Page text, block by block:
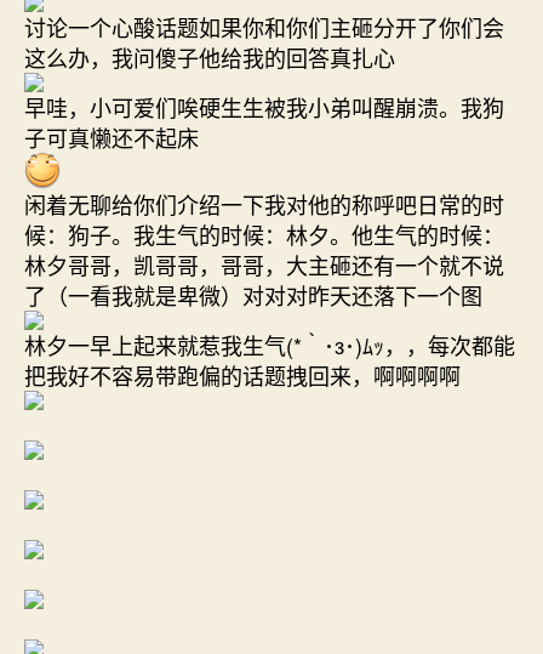
讨论一个心酸话题如果你和你们主砸分开了你们会
这么办，我问傻子他给我的回答真扎心
早哇，小可爱们唉硬生生被我小弟叫醒崩溃。我狗
子可真懒还不起床
闲着无聊给你们介绍一下我对他的称呼吧日常的时
候：狗子。我生气的时候：林夕。他生气的时候：
林夕哥哥，凯哥哥，哥哥，大主砸还有一个就不说
了（一看我就是卑微）对对对昨天还落下一个图
林夕一早上起来就惹我生气(*｀･з･)ﾑｯ，，每次都能
把我好不容易带跑偏的话题拽回来，啊啊啊啊